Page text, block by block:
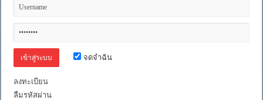
จดจำฉัน
ลงทะเบียน
ลืมรหัสผ่าน